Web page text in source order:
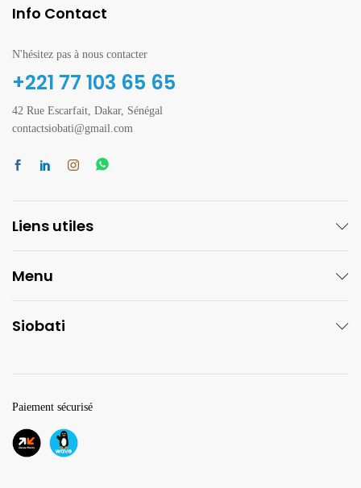
Info Contact
N'hésitez pas à nous contacter
+221 77 103 65 65
42 Rue Escarfait, Dakar, Sénégal
contactsiobati@gmail.com
Liens utiles
Menu
Siobati
Paiement sécurisé